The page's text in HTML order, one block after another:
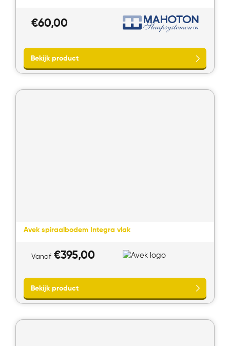
Direct bellen Direct contact
Bekijk product
€60,00
Avek spiraalbodem Integra vlak
Vanaf €395,00